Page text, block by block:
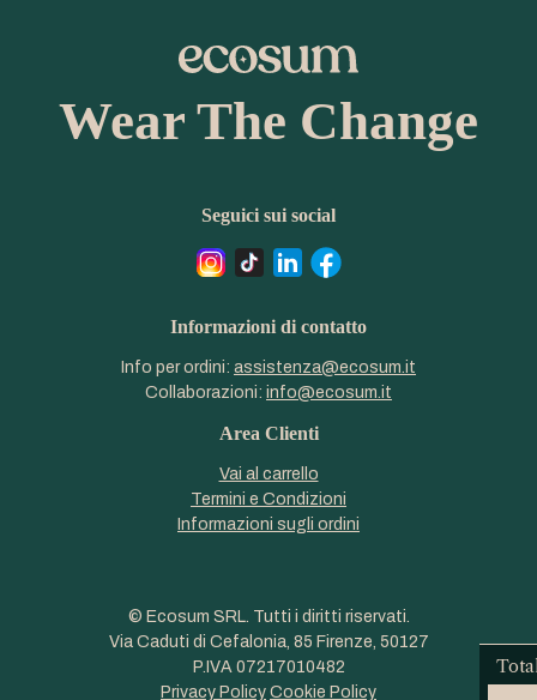
Wear The Change
Seguici sui social
Informazioni di contatto
Info per ordini: assistenza@ecosum.it
Collaborazioni: info@ecosum.it
Area Clienti
Vai al carrello
Termini e Condizioni
Informazioni sugli ordini
© Ecosum SRL. Tutti i diritti riservati.
Via Caduti di Cefalonia, 85 Firenze, 50127
P.IVA 07217010482
Privacy Policy Cookie Policy